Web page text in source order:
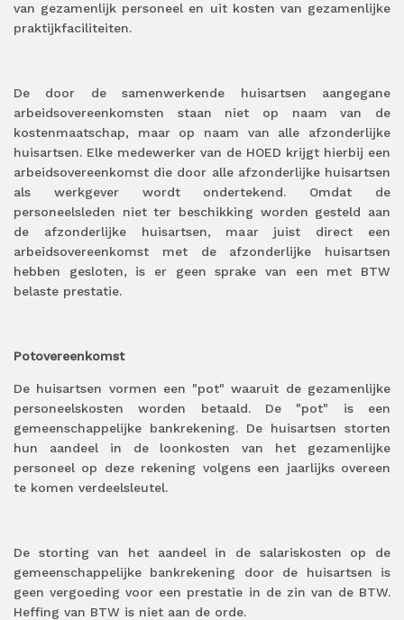
van gezamenlijk personeel en uit kosten van gezamenlijke
praktijkfaciliteiten.
De door de samenwerkende huisartsen aangegane
arbeidsovereenkomsten staan niet op naam van de
kostenmaatschap, maar op naam van alle afzonderlijke
huisartsen. Elke medewerker van de HOED krijgt hierbij een
arbeidsovereenkomst die door alle afzonderlijke huisartsen
als werkgever wordt ondertekend. Omdat de
personeelsleden niet ter beschikking worden gesteld aan
de afzonderlijke huisartsen, maar juist direct een
arbeidsovereenkomst met de afzonderlijke huisartsen
hebben gesloten, is er geen sprake van een met BTW
belaste prestatie.
Potovereenkomst
De huisartsen vormen een "pot" waaruit de gezamenlijke
personeelskosten worden betaald. De "pot" is een
gemeenschappelijke bankrekening. De huisartsen storten
hun aandeel in de loonkosten van het gezamenlijke
personeel op deze rekening volgens een jaarlijks overeen
te komen verdeelsleutel.
De storting van het aandeel in de salariskosten op de
gemeenschappelijke bankrekening door de huisartsen is
geen vergoeding voor een prestatie in de zin van de BTW.
Heffing van BTW is niet aan de orde.